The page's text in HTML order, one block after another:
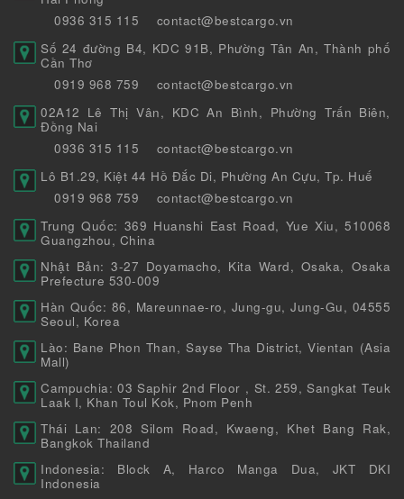
0936 315 115
contact@bestcargo.vn
Số 24 đường B4, KDC 91B, Phường Tân An, Thành phố
Cần Thơ
0919 968 759
contact@bestcargo.vn
02A12 Lê Thị Vân, KDC An Bình, Phường Trấn Biên,
Đồng Nai
0936 315 115
contact@bestcargo.vn
Lô B1.29, Kiệt 44 Hồ Đắc Di, Phường An Cựu, Tp. Huế
0919 968 759
contact@bestcargo.vn
Trung Quốc: 369 Huanshi East Road, Yue Xiu, 510068
Guangzhou, China
Nhật Bản: 3-27 Doyamacho, Kita Ward, Osaka, Osaka
Prefecture 530-009
Hàn Quốc: 86, Mareunnae-ro, Jung-gu, Jung-Gu, 04555
Seoul, Korea
Lào: Bane Phon Than, Sayse Tha District, Vientan (Asia
Mall)
Campuchia: 03 Saphir 2nd Floor , St. 259, Sangkat Teuk
Laak I, Khan Toul Kok, Pnom Penh
Thái Lan: 208 Silom Road, Kwaeng, Khet Bang Rak,
Bangkok Thailand
Indonesia: Block A, Harco Manga Dua, JKT DKI
Indonesia